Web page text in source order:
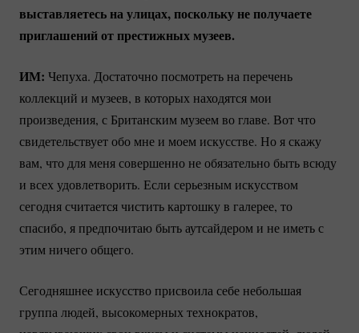
выставляетесь на улицах, поскольку не получаете
приглашений от престижных музеев.
ИМ: Чепуха. Достаточно посмотреть на перечень
коллекций и музеев, в которых находятся мои
произведения, с Британским музеем во главе. Вот что
свидетельствует обо мне и моем искусстве. Но я скажу
вам, что для меня совершенно не обязательно быть всюду
и всех удовлетворить. Если серьезным искусством
сегодня считается чистить картошку в галерее, то
спасибо, я предпочитаю быть аутсайдером и не иметь с
этим ничего общего.
Сегодняшнее искусство присвоила себе небольшая
группа людей, высокомерных технократов,